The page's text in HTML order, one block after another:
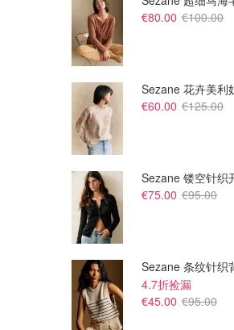
€80.00 €100.00
Sezane 花卉美利
€60.00 €125.00
Sezane 镂空针织
€75.00 €95.00
Sezane 条纹针织
4.7折捡漏
€45.00 €95.00